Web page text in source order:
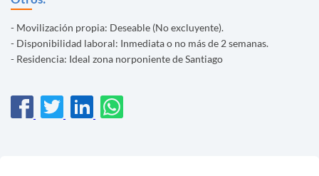
- Movilización propia: Deseable (No excluyente).
- Disponibilidad laboral: Inmediata o no más de 2 semanas.
- Residencia: Ideal zona norponiente de Santiago